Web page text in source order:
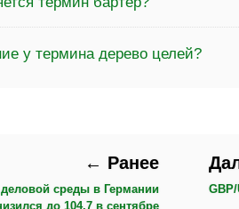
у термина дерево целей?
← Ранее
среды в Германии
до 104,7 в сентябре